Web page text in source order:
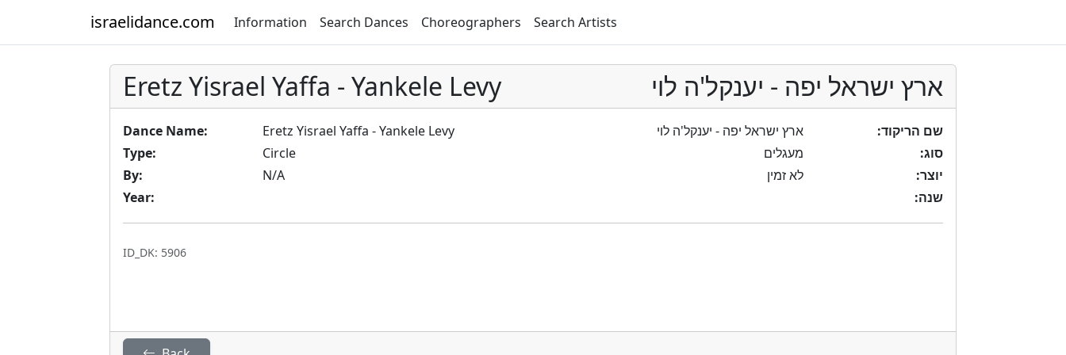
israelidance.com Information Search Dances Choreographers Search Artists
Eretz Yisrael Yaffa - Yankele Levy ארץ ישראל יפה - יענקל'ה לוי
Dance Name:
Eretz Yisrael Yaffa - Yankele Levy
Type:
Circle
By:
N/A
Year:
שם הריקוד:
ארץ ישראל יפה - יענקל'ה לוי
סוג:
מעגלים
יוצר:
לא זמין
שנה:
ID_DK: 5906